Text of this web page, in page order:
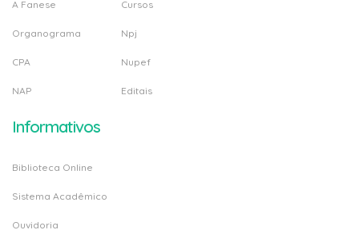
A Fanese
Organograma
CPA
NAP
Cursos
Npj
Nupef
Editais
Informativos
Biblioteca Online
Sistema Acadêmico
Ouvidoria